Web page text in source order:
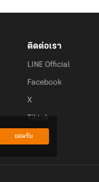
ติดต่อเรา
LINE Official
Facebook
X
Tiktok
ยอมรับ